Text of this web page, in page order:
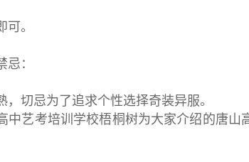
。
：
切忌为了追求个性选择奇装异服。
中艺考培训学校梧桐树为大家介绍的唐